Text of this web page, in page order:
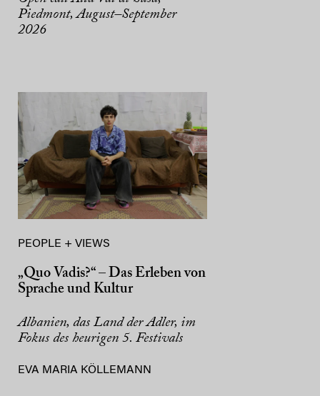
Piedmont, August–September
2026
PEOPLE + VIEWS
„Quo Vadis?“ – Das Erleben von
Sprache und Kultur
Albanien, das Land der Adler, im
Fokus des heurigen 5. Festivals
EVA MARIA KÖLLEMANN